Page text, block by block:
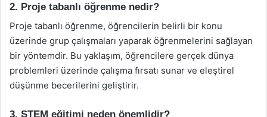
2. Proje tabanlı öğrenme nedir?
Proje tabanlı öğrenme, öğrencilerin belirli bir konu
üzerinde grup çalışmaları yaparak öğrenmelerini sağlayan
bir yöntemdir. Bu yaklaşım, öğrencilere gerçek dünya
problemleri üzerinde çalışma fırsatı sunar ve eleştirel
düşünme becerilerini geliştirir.
3. STEM eğitimi neden önemlidir?